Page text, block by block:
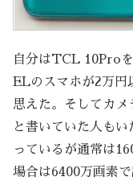
自分はTCL 10Pro
ELのスマホが2万円
思えた。そしてカ
と書いていた人も
っているが通常は
場合は6400万画素